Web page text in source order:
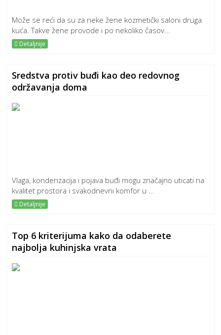
Može se reći da su za neke žene kozmetički saloni druga
kuća. Takve žene provode i po nekoliko časov...
Detaljnije
Sredstva protiv buđi kao deo redovnog
održavanja doma
Vlaga, kondenzacija i pojava buđi mogu značajno uticati na
kvalitet prostora i svakodnevni komfor u ...
Detaljnije
Top 6 kriterijuma kako da odaberete
najbolja kuhinjska vrata